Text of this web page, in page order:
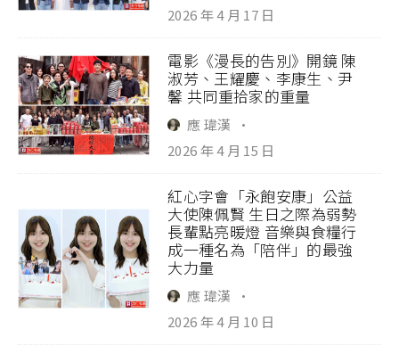
2026 年 4 月 17 日
電影《漫長的告別》開鏡 陳
淑芳、王耀慶、李康生、尹
馨 共同重拾家的重量
應 瑋漢
·
2026 年 4 月 15 日
紅心字會「永飽安康」公益
大使陳佩賢 生日之際為弱勢
長輩點亮暖燈 音樂與食糧行
成一種名為「陪伴」的最強
大力量
應 瑋漢
·
2026 年 4 月 10 日